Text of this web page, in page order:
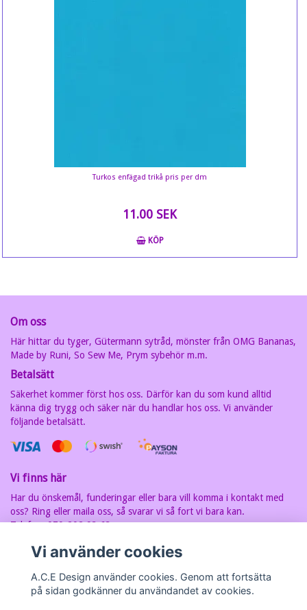
Turkos enfägad trikå pris per dm
11.00 SEK
KÖP
Om oss
Här hittar du tyger, Gütermann sytråd, mönster från OMG Bananas,
Made by Runi, So Sew Me, Prym sybehör m.m.
Betalsätt
Säkerhet kommer först hos oss. Därför kan du som kund alltid
känna dig trygg och säker när du handlar hos oss. Vi använder
följande betalsätt.
Vi finns här
Har du önskemål, funderingar eller bara vill komma i kontakt med
oss? Ring eller maila oss, så svarar vi så fort vi bara kan.
Telefon: 070-202 93 63
7607030280
Vi använder cookies
A.C.E Design använder cookies. Genom att fortsätta
på sidan godkänner du användandet av cookies.